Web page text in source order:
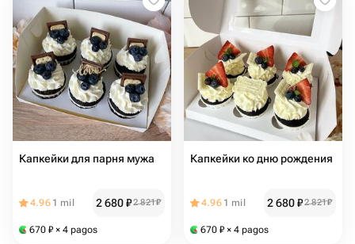
Капкейки для парня мужа
4.96 1 mil 2 680₽2 821₽
670 ₽ × 4 pagos
Капкейки ко дню рождения
4.96 1 mil 2 680₽2 821₽
670 ₽ × 4 pagos